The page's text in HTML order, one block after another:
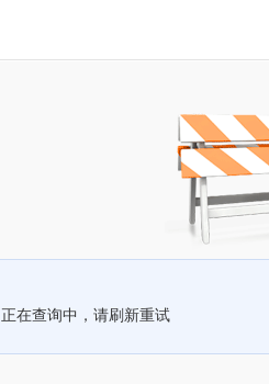
正在查询中，请刷新重试